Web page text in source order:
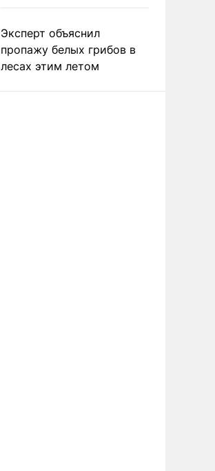
Эксперт объяснил
пропажу белых грибов в
лесах этим летом